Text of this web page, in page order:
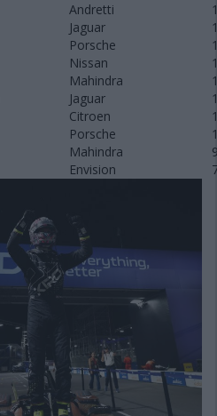
Andretti
Jaguar
Porsche
Nissan
Mahindra
Jaguar
Citroen
Porsche
Mahindra
Envision